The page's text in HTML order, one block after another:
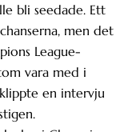
bli seedade. Ett
men det
League-
vara med i
en intervju